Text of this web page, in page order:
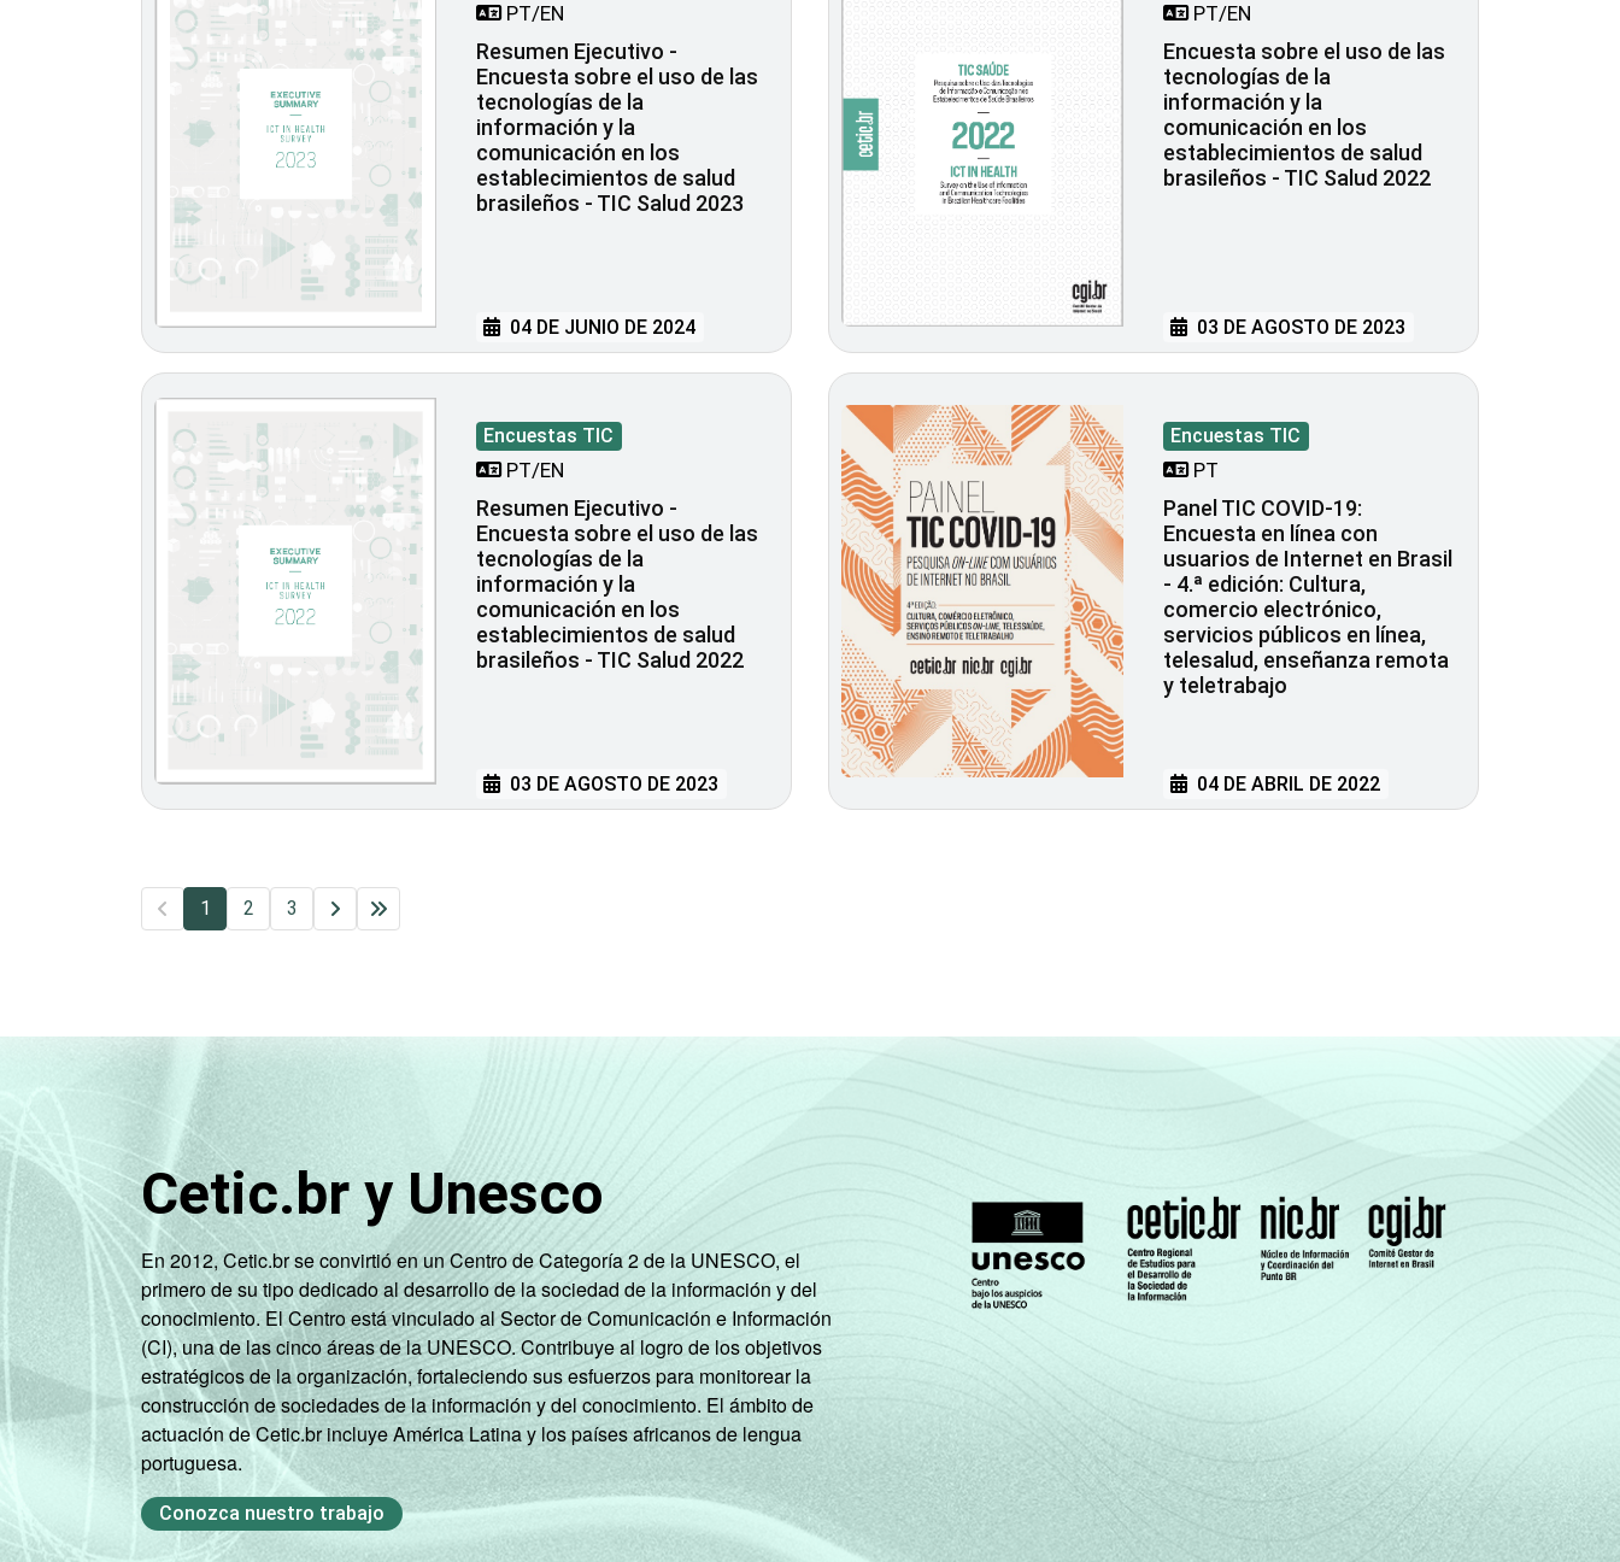
PT/EN
Resumen Ejecutivo -
Encuesta sobre el uso de las
tecnologías de la
información y la
comunicación en los
establecimientos de salud
brasileños - TIC Salud 2023
04 DE JUNIO DE 2024
PT/EN
Encuesta sobre el uso de las
tecnologías de la
información y la
comunicación en los
establecimientos de salud
brasileños - TIC Salud 2022
03 DE AGOSTO DE 2023
Encuestas TIC
PT/EN
Resumen Ejecutivo -
Encuesta sobre el uso de las
tecnologías de la
información y la
comunicación en los
establecimientos de salud
brasileños - TIC Salud 2022
03 DE AGOSTO DE 2023
Encuestas TIC
PT
Panel TIC COVID-19:
Encuesta en línea con
usuarios de Internet en Brasil
- 4.ª edición: Cultura,
comercio electrónico,
servicios públicos en línea,
telesalud, enseñanza remota
y teletrabajo
04 DE ABRIL DE 2022
1 2 3
Cetic.br y Unesco
En 2012, Cetic.br se convirtió en un Centro de Categoría 2 de la UNESCO, el
primero de su tipo dedicado al desarrollo de la sociedad de la información y del
conocimiento. El Centro está vinculado al Sector de Comunicación e Información
(CI), una de las cinco áreas de la UNESCO. Contribuye al logro de los objetivos
estratégicos de la organización, fortaleciendo sus esfuerzos para monitorear la
construcción de sociedades de la información y del conocimiento. El ámbito de
actuación de Cetic.br incluye América Latina y los países africanos de lengua
portuguesa.
Conozca nuestro trabajo